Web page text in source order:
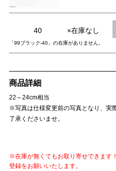
40 ×在庫なし
「99ブラック-40」の在庫がありません。
商品詳細
22～24cm相当
※写真は仕様変更前の写真となり、実
了承くださいませ。
※在庫が無くてもお取り寄せできます
登録をお願いいたします。